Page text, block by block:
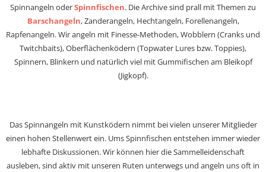
Spinnangeln oderSpinnfischen. Die Archive sind prall mit Themen zu
Barschangeln, Zanderangeln, Hechtangeln, Forellenangeln,
Rapfenangeln. Wir angeln mit Finesse-Methoden, Wobblern (Cranks und
Twitchbaits), Oberflächenködern (Topwater Lures bzw. Toppies),
Spinnern, Blinkern und natürlich viel mit Gummifischen am Bleikopf
(Jigkopf).
Das Spinnangeln mit Kunstködern nimmt bei vielen unserer Mitglieder
einen hohen Stellenwert ein. Ums Spinnfischen entstehen immer wieder
lebhafte Diskussionen. Wir können hier die Sammelleidenschaft
ausleben, sind aktiv mit unseren Ruten unterwegs und angeln uns oft in